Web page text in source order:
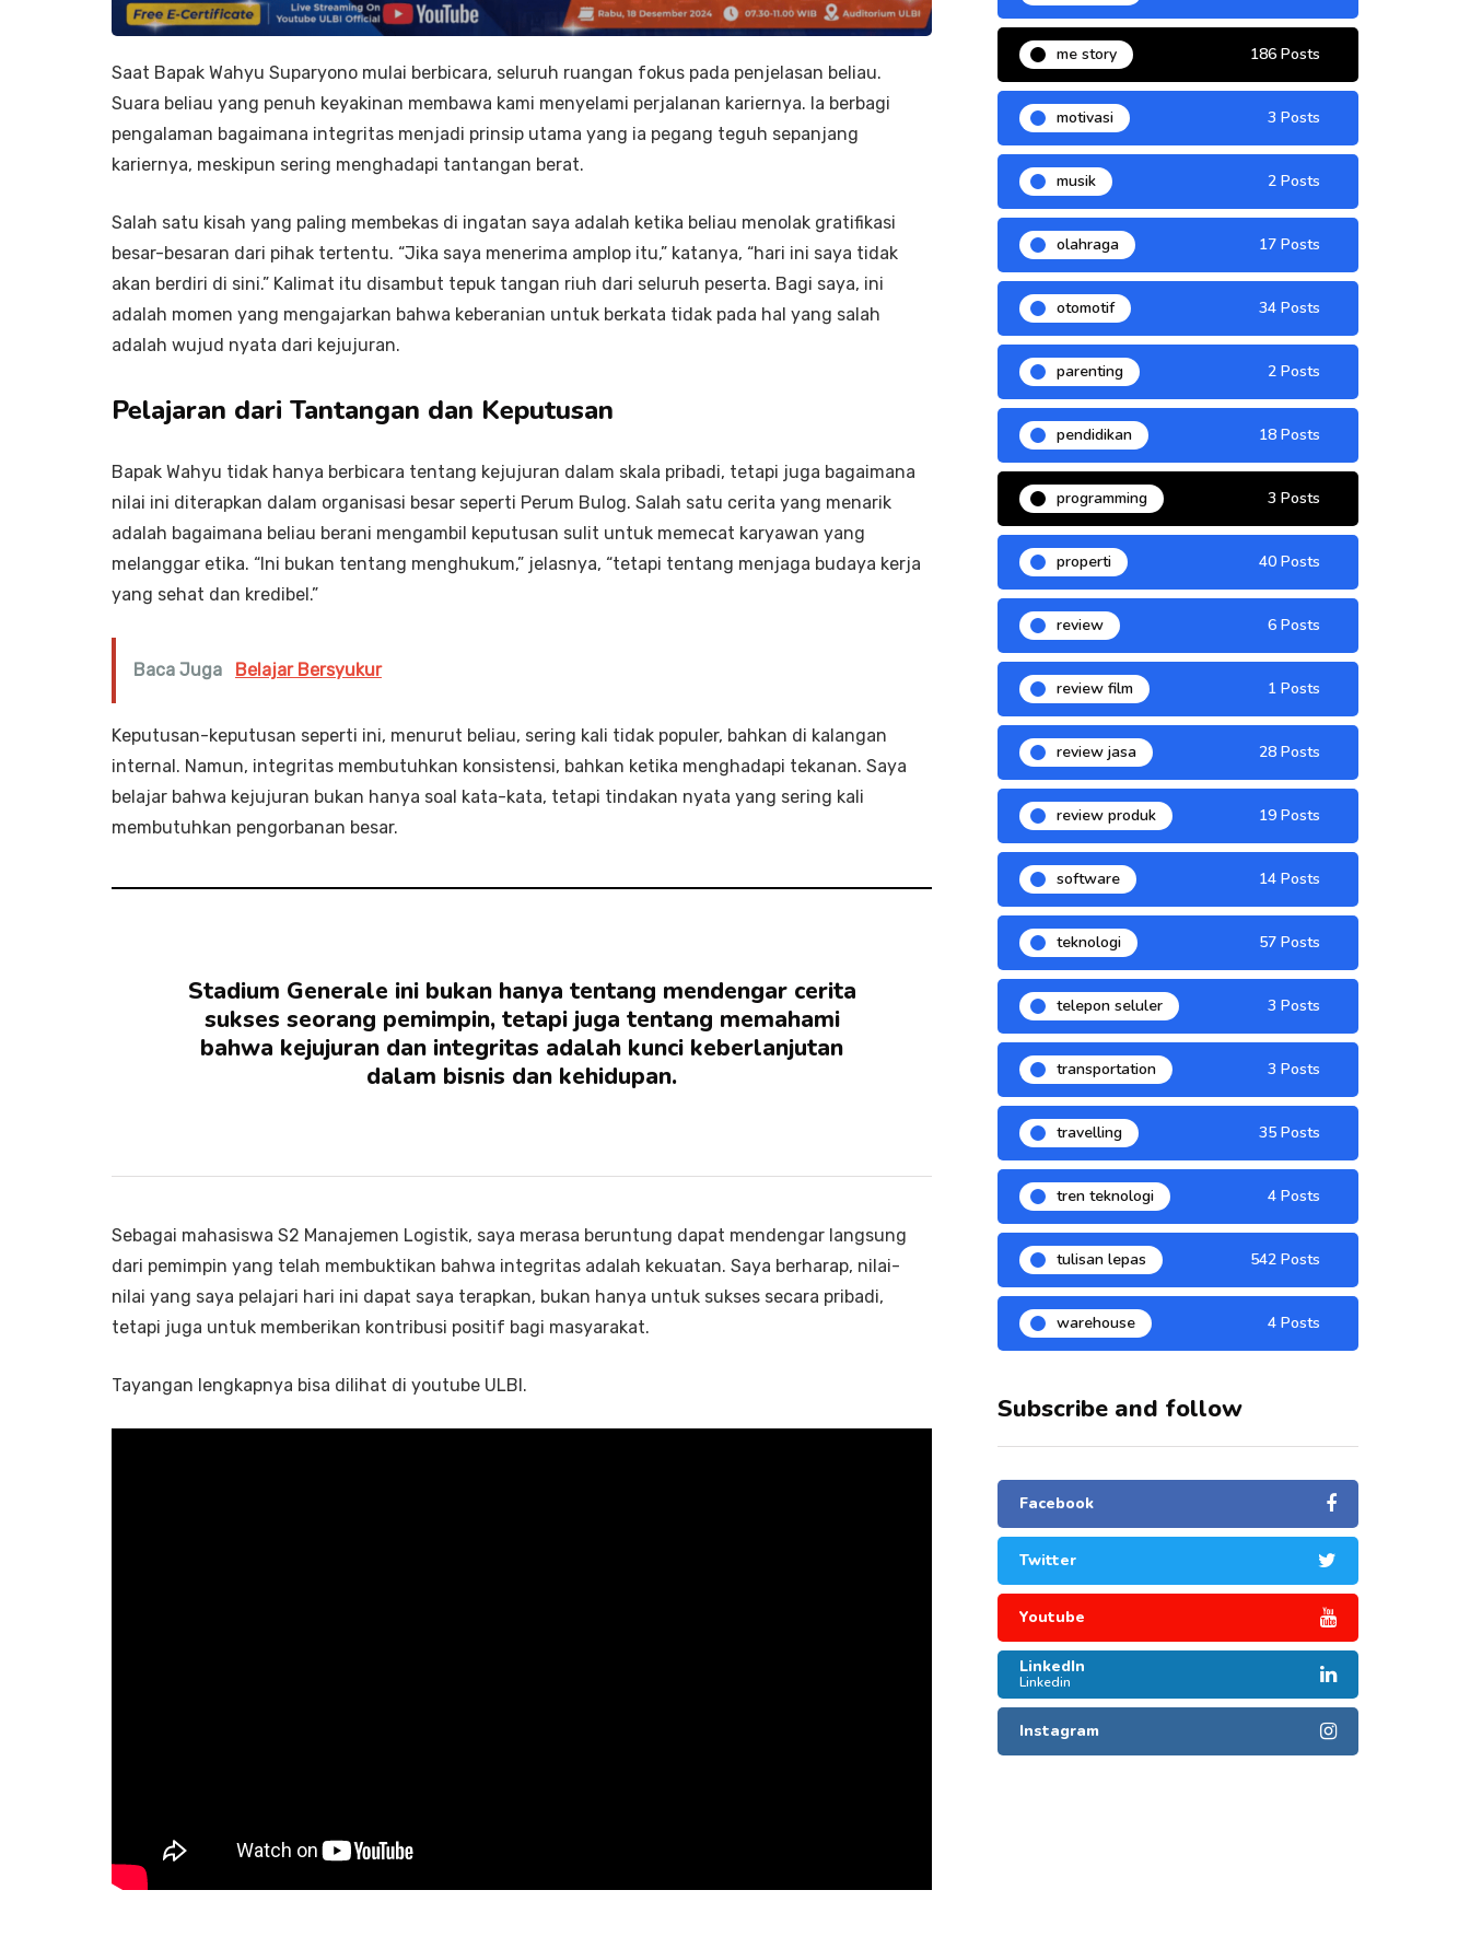
Saat Bapak Wahyu Suparyono mulai berbicara, seluruh ruangan fokus pada penjelasan beliau.
Suara beliau yang penuh keyakinan membawa kami menyelami perjalanan kariernya. Ia berbagi
pengalaman bagaimana integritas menjadi prinsip utama yang ia pegang teguh sepanjang
kariernya, meskipun sering menghadapi tantangan berat.
Salah satu kisah yang paling membekas di ingatan saya adalah ketika beliau menolak gratifikasi
besar-besaran dari pihak tertentu. “Jika saya menerima amplop itu,” katanya, “hari ini saya tidak
akan berdiri di sini.” Kalimat itu disambut tepuk tangan riuh dari seluruh peserta. Bagi saya, ini
adalah momen yang mengajarkan bahwa keberanian untuk berkata tidak pada hal yang salah
adalah wujud nyata dari kejujuran.
Pelajaran dari Tantangan dan Keputusan
Bapak Wahyu tidak hanya berbicara tentang kejujuran dalam skala pribadi, tetapi juga bagaimana
nilai ini diterapkan dalam organisasi besar seperti Perum Bulog. Salah satu cerita yang menarik
adalah bagaimana beliau berani mengambil keputusan sulit untuk memecat karyawan yang
melanggar etika. “Ini bukan tentang menghukum,” jelasnya, “tetapi tentang menjaga budaya kerja
yang sehat dan kredibel.”
Baca Juga Belajar Bersyukur
Keputusan-keputusan seperti ini, menurut beliau, sering kali tidak populer, bahkan di kalangan
internal. Namun, integritas membutuhkan konsistensi, bahkan ketika menghadapi tekanan. Saya
belajar bahwa kejujuran bukan hanya soal kata-kata, tetapi tindakan nyata yang sering kali
membutuhkan pengorbanan besar.
Stadium Generale ini bukan hanya tentang mendengar cerita
sukses seorang pemimpin, tetapi juga tentang memahami
bahwa kejujuran dan integritas adalah kunci keberlanjutan
dalam bisnis dan kehidupan.
Sebagai mahasiswa S2 Manajemen Logistik, saya merasa beruntung dapat mendengar langsung
dari pemimpin yang telah membuktikan bahwa integritas adalah kekuatan. Saya berharap, nilai-
nilai yang saya pelajari hari ini dapat saya terapkan, bukan hanya untuk sukses secara pribadi,
tetapi juga untuk memberikan kontribusi positif bagi masyarakat.
Tayangan lengkapnya bisa dilihat di youtube ULBI.
me story 186 Posts
motivasi 3 Posts
musik 2 Posts
olahraga 17 Posts
otomotif 34 Posts
parenting 2 Posts
pendidikan 18 Posts
programming 3 Posts
properti 40 Posts
review 6 Posts
review film 1 Posts
review jasa 28 Posts
review produk 19 Posts
software 14 Posts
teknologi 57 Posts
telepon seluler 3 Posts
transportation 3 Posts
travelling 35 Posts
tren teknologi 4 Posts
tulisan lepas 542 Posts
warehouse 4 Posts
Subscribe and follow
Facebook
Twitter
Youtube
LinkedIn
Linkedin
Instagram